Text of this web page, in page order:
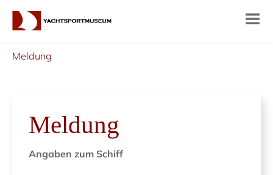
Meldung
Meldung
Angaben zum Schiff